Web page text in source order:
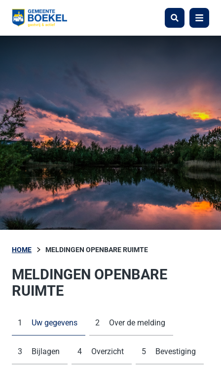
Zoeken Menu
HOME MELDINGEN OPENBARE RUIMTE
MELDINGEN OPENBARE
RUIMTE
1 Huidige stap:
Uw gegevens 2 Over de melding
3 Bijlagen 4 Overzicht 5 Bevestiging